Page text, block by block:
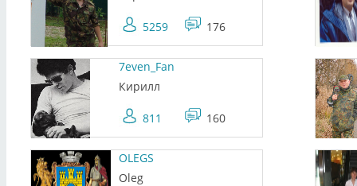
5259 176
7even_Fan
Кирилл
811 160
OLEGS
Oleg